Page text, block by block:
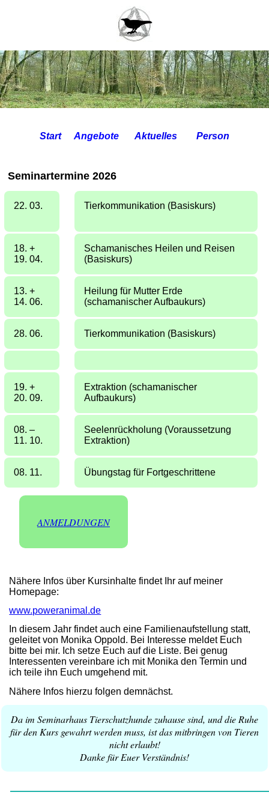
Start Angebote Aktuelles Person
Seminartermine 2026
22. 03. Tierkommunikation (Basiskurs)
18. +
19. 04.
Schamanisches Heilen und Reisen
(Basiskurs)
13. +
14. 06.
Heilung für Mutter Erde
(schamanischer Aufbaukurs)
28. 06. Tierkommunikation (Basiskurs)
19. +
20. 09.
Extraktion (schamanischer
Aufbaukurs)
08. –
11. 10.
Seelenrückholung (Voraussetzung
Extraktion)
08. 11. Übungstag für Fortgeschrittene
ANMELDUNGEN
Nähere Infos über Kursinhalte findet Ihr auf meiner
Homepage:
www.poweranimal.de
In diesem Jahr findet auch eine Familienaufstellung statt,
geleitet von Monika Oppold. Bei Interesse meldet Euch
bitte bei mir. Ich setze Euch auf die Liste. Bei genug
Interessenten vereinbare ich mit Monika den Termin und
ich teile ihn Euch umgehend mit.
Nähere Infos hierzu folgen demnächst.
Da im Seminarhaus Tierschutzhunde zuhause sind, und die Ruhe
für den Kurs gewahrt werden muss, ist das mitbringen von Tieren
nicht erlaubt!
Danke für Euer Verständnis!